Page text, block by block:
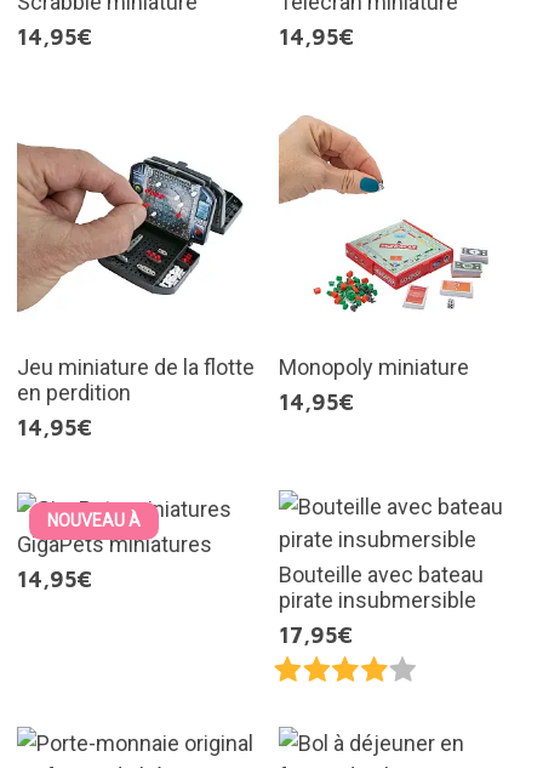
14,95€
14,95€
Jeu miniature de la flotte
en perdition
14,95€
Monopoly miniature
14,95€
NOUVEAU À
GigaPets miniatures
14,95€
Bouteille avec bateau
pirate insubmersible
17,95€